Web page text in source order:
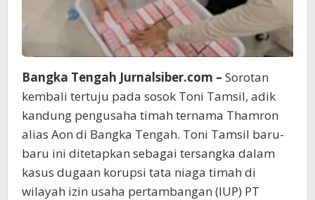
Bangka Tengah Jurnalsiber.com – Sorotan
kembali tertuju pada sosok Toni Tamsil, adik
kandung pengusaha timah ternama Thamron
alias Aon di Bangka Tengah. Toni Tamsil baru-
baru ini ditetapkan sebagai tersangka dalam
kasus dugaan korupsi tata niaga timah di
wilayah izin usaha pertambangan (IUP) PT